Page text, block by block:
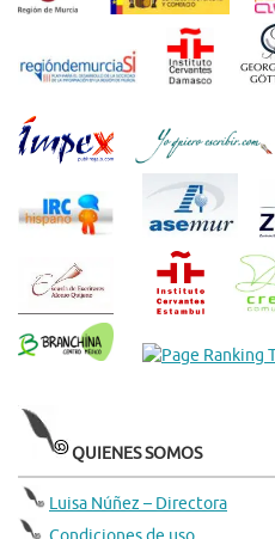
QUIENES SOMOS
Luisa Núñez – Directora